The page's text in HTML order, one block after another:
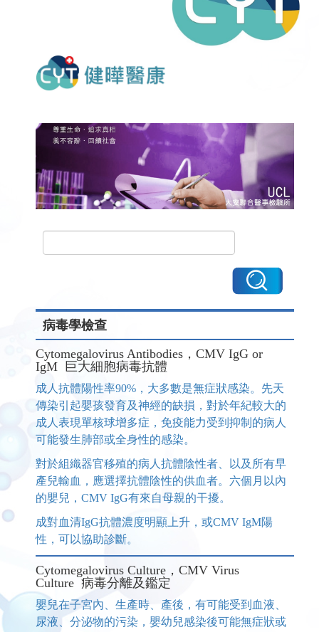
病毒學檢查
Cytomegalovirus Antibodies，CMV IgG or
IgM 巨大細胞病毒抗體
成人抗體陽性率90%，大多數是無症狀感染。先天
傳染引起嬰孩發育及神經的缺損，對於年紀較大的
成人表現單核球增多症，免疫能力受到抑制的病人
可能發生肺部或全身性的感染。
對於組織器官移殖的病人抗體陰性者、以及所有早
產兒輸血，應選擇抗體陰性的供血者。六個月以內
的嬰兒，CMV IgG有來自母親的干擾。
成對血清IgG抗體濃度明顯上升，或CMV IgM陽
性，可以協助診斷。
Cytomegalovirus Culture，CMV Virus
Culture 病毒分離及鑑定
嬰兒在子宮內、生產時、產後，有可能受到血液、
尿液、分泌物的污染，嬰幼兒感染後可能無症狀或